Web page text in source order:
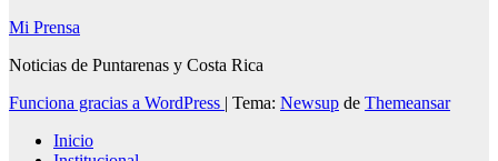
Mi Prensa
Noticias de Puntarenas y Costa Rica
Funciona gracias a WordPress | Tema: Newsup de Themeansar
Inicio